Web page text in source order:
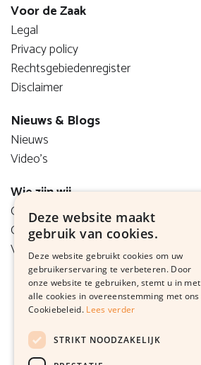
Voor de Zaak
Legal
Privacy policy
Rechtsgebiedenregister
Disclaimer
Nieuws & Blogs
Nieuws
Video's
Wie zijn wij
Onze visie
Ons team
Vacatures
Deze website maakt
gebruik van cookies.
Deze website gebruikt cookies om uw
gebruikerservaring te verbeteren. Door
onze website te gebruiken, stemt u in met
alle cookies in overeenstemming met ons
Cookiebeleid. Lees verder
STRIKT NOODZAKELIJK